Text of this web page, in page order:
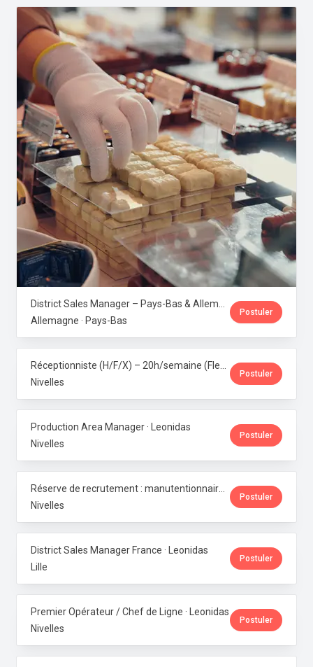
Allemagne · Pays-Bas
Postuler
Nivelles
Postuler
Production Area Manager · Leonidas
Nivelles
Postuler
Nivelles
Postuler
District Sales Manager France · Leonidas
Lille
Postuler
Premier Opérateur / Chef de Ligne · Leonidas
Nivelles
Postuler